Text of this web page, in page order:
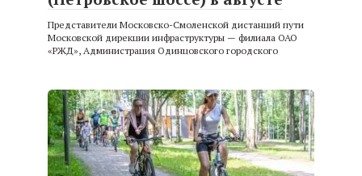
Представители Московско-Смоленской дистанций пути
Московской дирекции инфраструктуры — филиала ОАО
«РЖД», Администрация Одинцовского городского